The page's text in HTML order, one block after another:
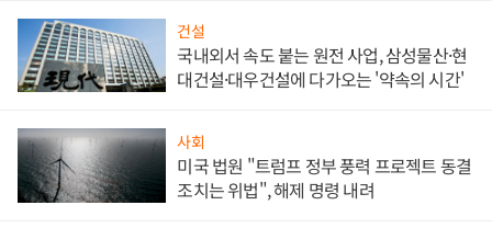
건설
국내외서 속도 붙는 원전 사업, 삼성물산·현
대건설·대우건설에 다가오는 '약속의 시간'
사회
미국 법원 "트럼프 정부 풍력 프로젝트 동결
조치는 위법", 해제 명령 내려